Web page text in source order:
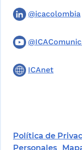
@icacolombia
ICAnet
Política de
Personales